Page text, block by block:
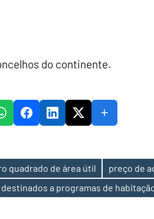
do continente.
quadrado de área útil
preço de
a programas de